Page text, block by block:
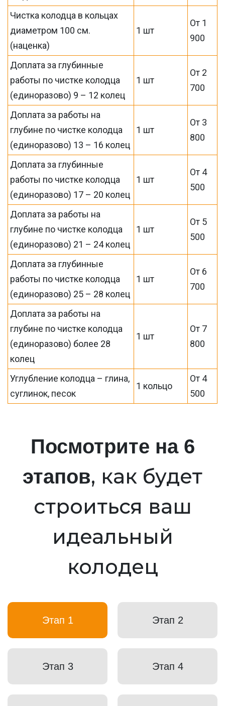
Чистка колодца в кольцах
диаметром 100 см.
(наценка)
1 шт
От 1
900
Доплата за глубинные
работы по чистке колодца
(единоразово) 9 – 12 колец
1 шт
От 2
700
Доплата за работы на
глубине по чистке колодца
(единоразово) 13 – 16 колец
1 шт
От 3
800
Доплата за глубинные
работы по чистке колодца
(единоразово) 17 – 20 колец
1 шт
От 4
500
Доплата за работы на
глубине по чистке колодца
(единоразово) 21 – 24 колец
1 шт
От 5
500
Доплата за глубинные
работы по чистке колодца
(единоразово) 25 – 28 колец
1 шт
От 6
700
Доплата за работы на
глубине по чистке колодца
(единоразово) более 28
колец
1 шт
От 7
800
Углубление колодца – глина,
суглинок, песок
1 кольцо
От 4
500
Посмотрите на 6
этапов, как будет
строиться ваш
идеальный
колодец
Этап 1 Этап 2
Этап 3 Этап 4